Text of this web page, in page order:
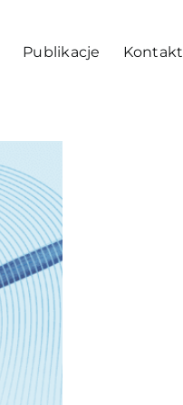
Publikacje Kontakt